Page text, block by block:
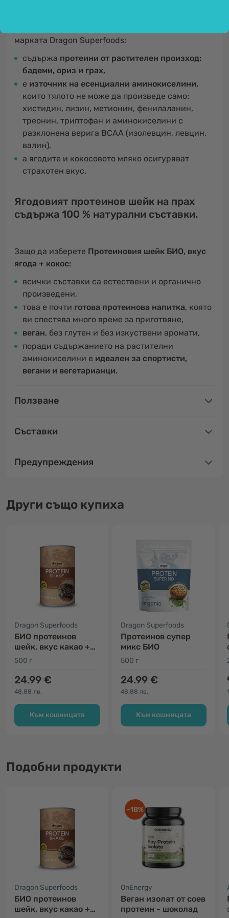
марката Dragon Superfoods:
съдържа протеини от растителен произход:
бадеми, ориз и грах,
е източник на есенциални аминокиселини,
които тялото не може да произведе само:
хистидин, лизин, метионин, фенилаланин,
треонин, триптофан и аминокиселини с
разклонена верига BCAA (изолевцин, левцин,
валин),
а ягодите и кокосовото мляко осигуряват
страхотен вкус.
Ягодовият протеинов шейк на прах
съдържа 100 % натурални съставки.
Защо да изберете Протеиновия шейк БИО, вкус
ягода + кокос:
всички съставки са естествени и органично
произведени,
това е почти готова протеинова напитка, която
ви спестява много време за приготвяне,
веган, без глутен и без изкуствени аромати,
поради съдържанието на растителни
аминокиселини е идеален за спортисти,
вегани и вегетарианци.
Ползване
Съставки
Предупреждения
Други също купиха
Dragon Superfoods
БИО протеинов
шейк, вкус какао +
ванилия
500 г
24.99 €
48.88 лв.
Към кошницата
Dragon Superfoods
Протеинов супер
микс БИО
500 г
24.99 €
48.88 лв.
Към кошницата
Подобни продукти
Dragon Superfoods
БИО протеинов
шейк, вкус какао +
-18%
OnEnergy
Веган изолат от соев
протеин - шоколад